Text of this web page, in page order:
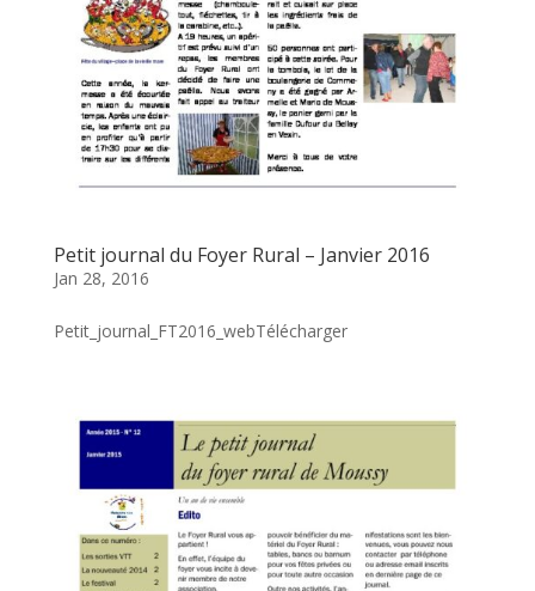
Petit journal du Foyer Rural – Janvier 2016
Jan 28, 2016
Petit_journal_FT2016_webTélécharger